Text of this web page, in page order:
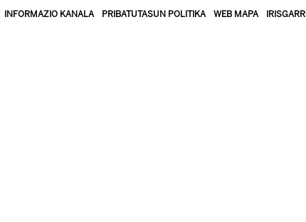
INFORMAZIO KANALA PRIBATUTASUN POLITIKA WEB MAPA